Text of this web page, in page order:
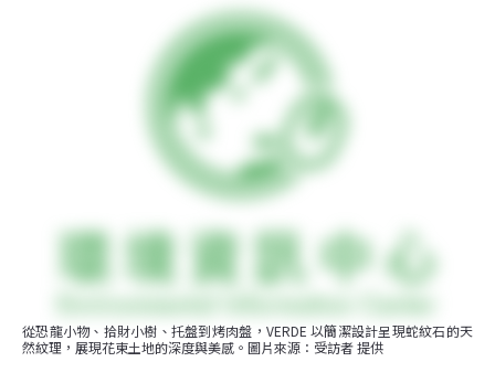
從恐龍小物、拾財小樹、托盤到烤肉盤，VERDE 以簡潔設計呈現蛇紋石的天
然紋理，展現花東土地的深度與美感。圖片來源：受訪者 提供